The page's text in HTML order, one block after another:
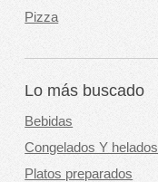
Pizza
Lo más buscado
Bebidas
Congelados Y helados
Platos preparados